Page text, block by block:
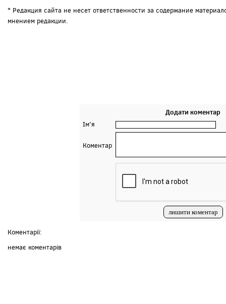
* Редакция сайта не несет ответственности за содержание
мнением редакции.
Додати коментар
Ім'я
Коментар
Коментарії:
немає коментарів